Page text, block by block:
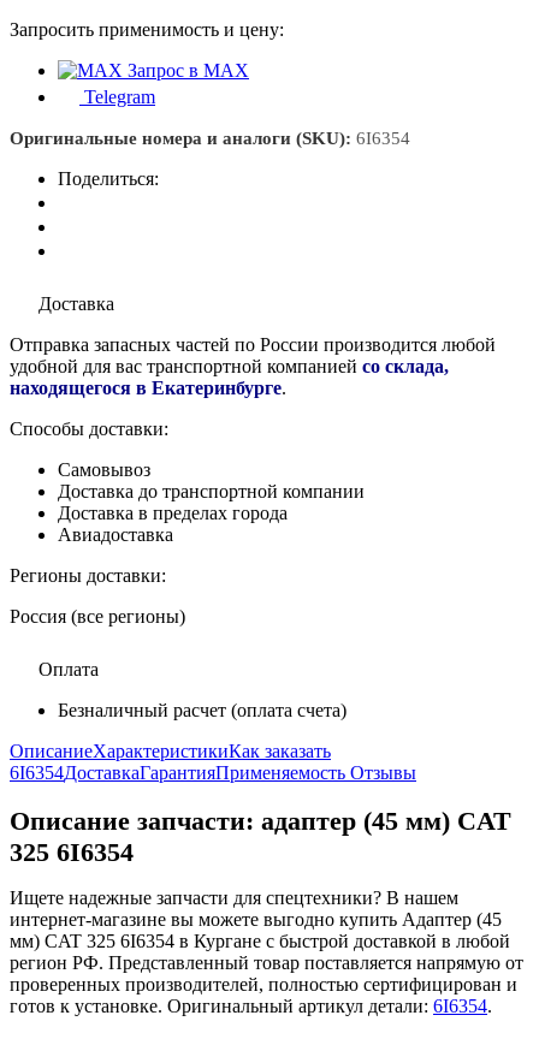
Запросить применимость и цену:
Запрос в MAX
Telegram
Оригинальные номера и аналоги (SKU): 6I6354
Поделиться:
Доставка
Отправка запасных частей по России производится любой
удобной для вас транспортной компанией со склада,
находящегося в Екатеринбурге.
Способы доставки:
Самовывоз
Доставка до транспортной компании
Доставка в пределах города
Авиадоставка
Регионы доставки:
Россия (все регионы)
Оплата
Безналичный расчет (оплата счета)
ОписаниеХарактеристикиКак заказать
6I6354ДоставкаГарантияПрименяемость Отзывы
Описание запчасти: адаптер (45 мм) CAT
325 6I6354
Ищете надежные запчасти для спецтехники? В нашем
интернет-магазине вы можете выгодно купить Адаптер (45
мм) CAT 325 6I6354 в Кургане с быстрой доставкой в любой
регион РФ. Представленный товар поставляется напрямую от
проверенных производителей, полностью сертифицирован и
готов к установке. Оригинальный артикул детали: 6I6354.